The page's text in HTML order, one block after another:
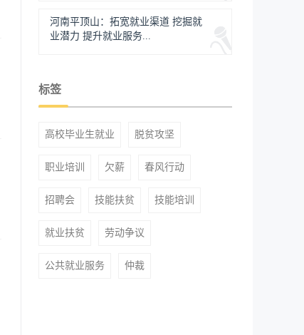
河南平顶山：拓宽就业渠道 挖掘就
业潜力 提升就业服务...
标签
高校毕业生就业 脱贫攻坚
职业培训 欠薪 春风行动
招聘会 技能扶贫 技能培训
就业扶贫 劳动争议
公共就业服务 仲裁